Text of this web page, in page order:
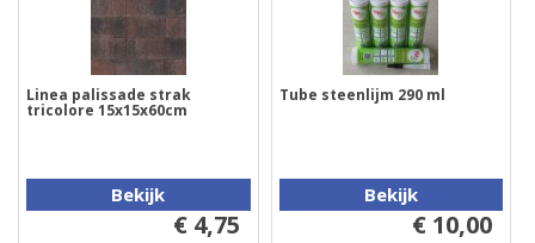
Linea palissade strak
tricolore 15x15x60cm
Bekijk
€ 4,75
Tube steenlijm 290 ml
Bekijk
€ 10,00